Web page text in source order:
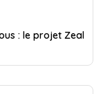
: le projet Zeal